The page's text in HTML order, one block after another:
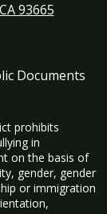
93665
Documents
prohibits
in
on the basis of
gender, gender
or immigration